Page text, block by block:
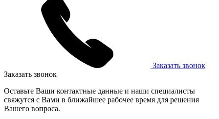
Заказать звонок
Заказать звонок
Оставьте Ваши контактные данные и наши специалисты
свяжутся с Вами в ближайшее рабочее время для решения
Вашего вопроса.